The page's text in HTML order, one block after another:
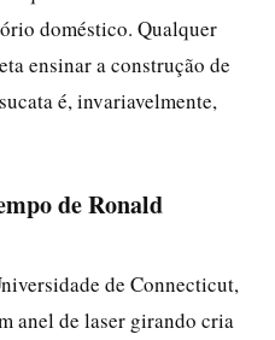
doméstico. Qualquer
ensinar a construção de
é, invariavelmente,
de Ronald
de Connecticut,
anel de laser girando cria